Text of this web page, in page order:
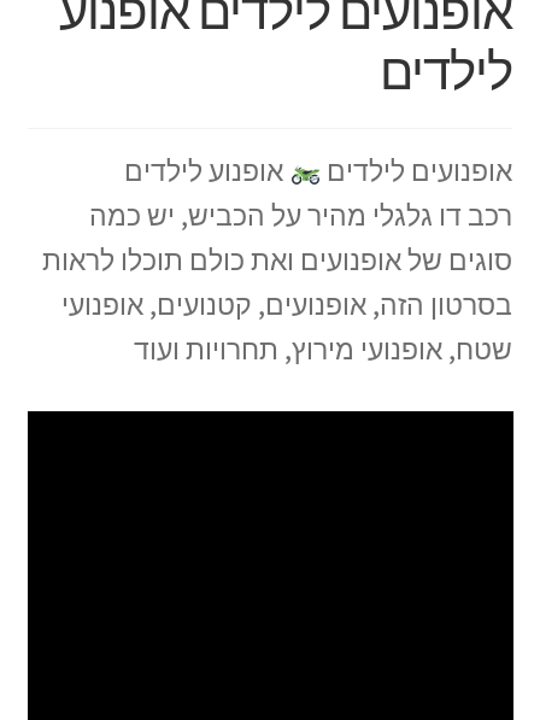
לילדים
אופנועים לילדים
אופנוע לילדים
רכב דו גלגלי מהיר על הכביש, יש כמה
סוגים של אופנועים ואת כולם תוכלו לראות
בסרטון הזה, אופנועים, קטנועים, אופנועי
שטח, אופנועי מירוץ, תחרויות ועוד